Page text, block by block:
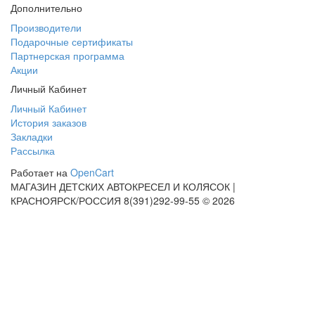
Дополнительно
Производители
Подарочные сертификаты
Партнерская программа
Акции
Личный Кабинет
Личный Кабинет
История заказов
Закладки
Рассылка
Работает на OpenCart
МАГАЗИН ДЕТСКИХ АВТОКРЕСЕЛ И КОЛЯСОК |
КРАСНОЯРСК/РОССИЯ 8(391)292-99-55 © 2026